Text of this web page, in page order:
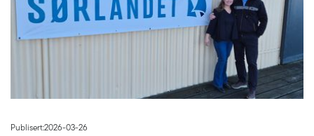
Publisert:2026-03-26